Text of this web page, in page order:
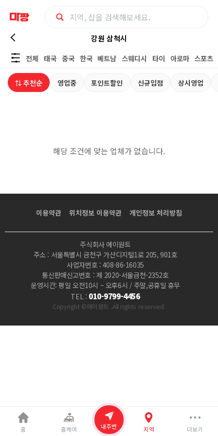
강
원
삼
지
강원 삼척시
전체
태국 중국 한국 베트남 스웨디시 타이 아로마 스포츠
⇅ 추천순 영업중 포인트할인 신규입점 상시영업
해당 조건에 맞는 업체가 없습니다.
이용약관 위치정보 이용약관 개인정보 처리방침
주식회사 에이원트
주소 : 서울특별시 금천구 가산디지털1로 205, 901호
사업자번호 : 408-86-16035
통신판매신고번호 : 제 2020-서울금천-2352호
운영시간: 평일 오전10시 ~ 오후6시 / 주말,공휴일 휴무
TEL : 010-9799-4456
Copyright ©에이원트 .All rights reserved.
홈 홈케어 내주변 지역 더보기